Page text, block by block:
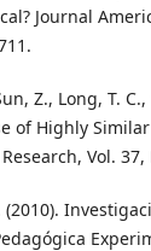
Journal
Z., Long, T.
of Highly
Vol. 37,
(2010).